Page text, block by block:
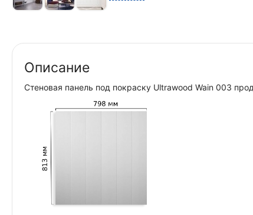
Описание
Стеновая панель под покраску Ultrawood Wain 003